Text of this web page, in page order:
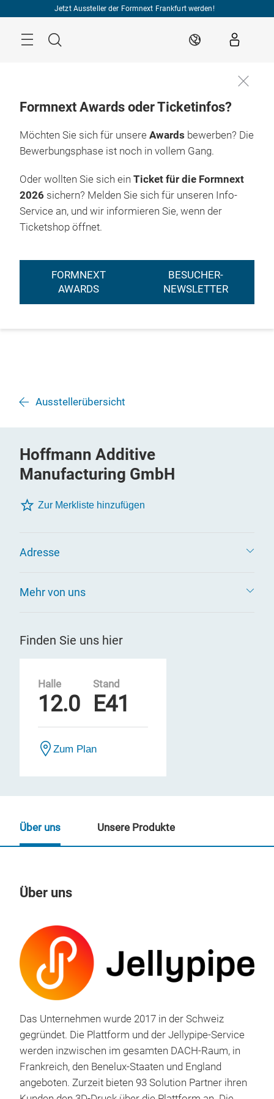
Jetzt Aussteller der Formnext Frankfurt werden!
Suche DE
Formnext Awards oder Ticketinfos?
Möchten Sie sich für unsere Awards bewerben? Die
Bewerbungsphase ist noch in vollem Gang.
Oder wollten Sie sich ein Ticket für die Formnext
2026 sichern? Melden Sie sich für unseren Info-
Service an, und wir informieren Sie, wenn der
Ticketshop öffnet.
FORMNEXT
AWARDS
BESUCHER-
NEWSLETTER
Ausstellerübersicht
Hoffmann Additive
Manufacturing GmbH
Zur Merkliste hinzufügen
Adresse
Mehr von uns
Finden Sie uns hier
Halle
12.0
Stand
E41
Zum Plan
Über uns
Das Unternehmen wurde 2017 in der Schweiz
gegründet. Die Plattform und der Jellypipe-Service
werden inzwischen im gesamten DACH-Raum, in
Frankreich, den Benelux-Staaten und England
angeboten. Zurzeit bieten 93 Solution Partner ihren
Über uns Unsere Produkte